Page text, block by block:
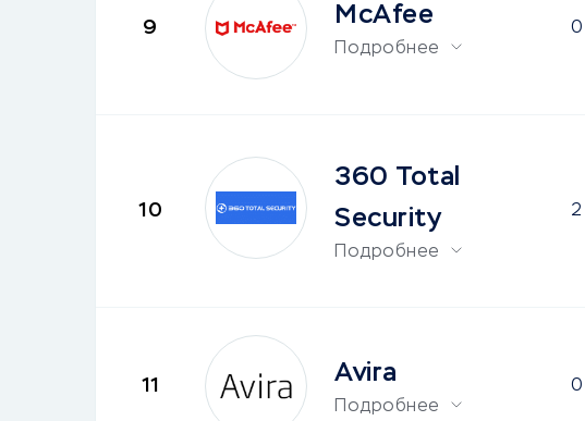
9 McAfee
Подробнее
0
10
360 Total
Security
Подробнее
2
11 Avira
Подробнее
0